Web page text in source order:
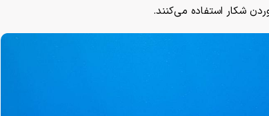
شکار استفاده می‌کنند.